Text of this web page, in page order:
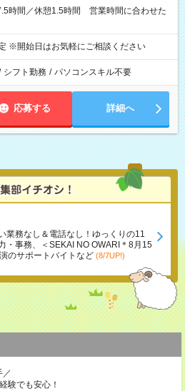
※開始日はお気軽にご相談ください
シフト勤務 / パソコンスキル不要
応募する 詳細へ
業務なし＆電話なし！ゆっくりの11
・事務、＜SEKAI NO OWARI＊8月15
のサポートバイトなど (8/7UP!)
／
験でも安心！